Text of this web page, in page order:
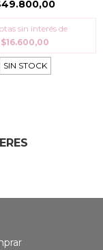
sin interés de
$16.600,00
SIN STOCK